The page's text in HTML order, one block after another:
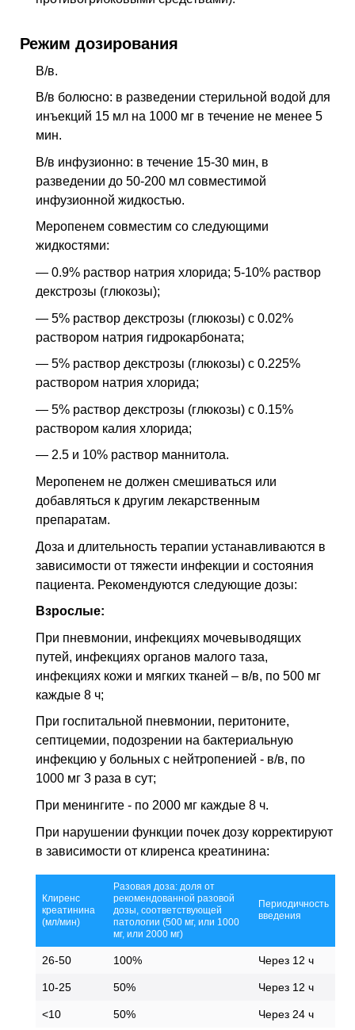
Режим дозирования
В/в.
В/в болюсно: в разведении стерильной водой для
инъекций 15 мл на 1000 мг в течение не менее 5
мин.
В/в инфузионно: в течение 15-30 мин, в
разведении до 50-200 мл совместимой
инфузионной жидкостью.
Меропенем совместим со следующими
жидкостями:
— 0.9% раствор натрия хлорида; 5-10% раствор
декстрозы (глюкозы);
— 5% раствор декстрозы (глюкозы) с 0.02%
раствором натрия гидрокарбоната;
— 5% раствор декстрозы (глюкозы) с 0.225%
раствором натрия хлорида;
— 5% раствор декстрозы (глюкозы) с 0.15%
раствором калия хлорида;
— 2.5 и 10% раствор маннитола.
Меропенем не должен смешиваться или
добавляться к другим лекарственным
препаратам.
Доза и длительность терапии устанавливаются в
зависимости от тяжести инфекции и состояния
пациента. Рекомендуются следующие дозы:
Взрослые:
При пневмонии, инфекциях мочевыводящих
путей, инфекциях органов малого таза,
инфекциях кожи и мягких тканей – в/в, по 500 мг
каждые 8 ч;
При госпитальной пневмонии, перитоните,
септицемии, подозрении на бактериальную
инфекцию у больных с нейтропенией - в/в, по
1000 мг 3 раза в сут;
При менингите - по 2000 мг каждые 8 ч.
При нарушении функции почек дозу корректируют
в зависимости от клиренса креатинина:
Клиренс
креатинина
(мл/мин)
Разовая доза: доля от
рекомендованной разовой
дозы, соответствующей
патологии (500 мг, или 1000
мг, или 2000 мг)
Периодичность
введения
26-50 100% Через 12 ч
10-25 50% Через 12 ч
<10 50% Через 24 ч